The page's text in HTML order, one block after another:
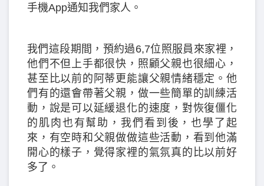
手機App通知我們家人。
我們這段期間，預約過6,7位照服員來家裡，
他們不但上手都很快，照顧父親也很細心，
甚至比以前的阿蒂更能讓父親情緒穩定。他
們有的還會帶著父親，做一些簡單的訓練活
動，說是可以延緩退化的速度，對恢復僵化
的肌肉也有幫助，我們看到後，也學了起
來，有空時和父親做做這些活動，看到他滿
開心的樣子，覺得家裡的氣氛真的比以前好
多了。